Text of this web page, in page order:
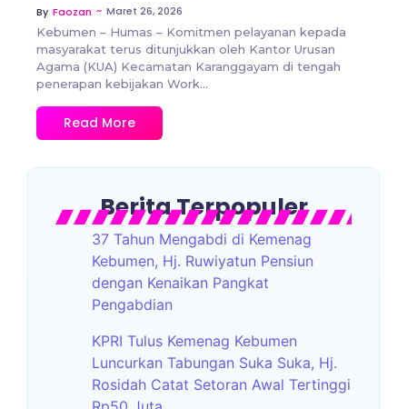
By Faozan ~ Maret 26, 2026
Kebumen – Humas – Komitmen pelayanan kepada
masyarakat terus ditunjukkan oleh Kantor Urusan
Agama (KUA) Kecamatan Karanggayam di tengah
penerapan kebijakan Work...
Read More
Berita Terpopuler
37 Tahun Mengabdi di Kemenag
Kebumen, Hj. Ruwiyatun Pensiun
dengan Kenaikan Pangkat
Pengabdian
KPRI Tulus Kemenag Kebumen
Luncurkan Tabungan Suka Suka, Hj.
Rosidah Catat Setoran Awal Tertinggi